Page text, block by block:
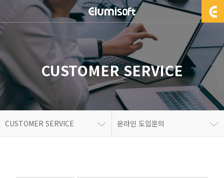
CUSTOMER SERVICE
CUSTOMER SERVICE 온라인 도입문의